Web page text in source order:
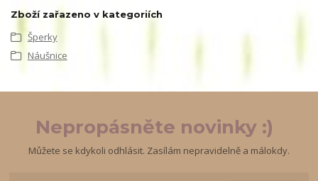
Zboží zařazeno v kategoriích
Šperky
Náušnice
Nepropásněte novinky :)
Můžete se kdykoli odhlásit. Zasílám nepravidelně a málokdy.